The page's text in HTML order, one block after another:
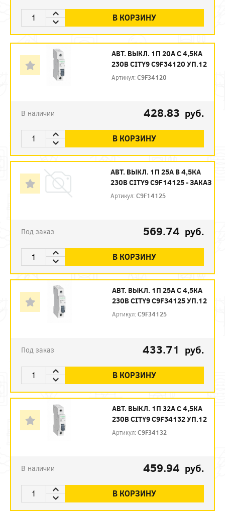
В КОРЗИНУ
АВТ. ВЫКЛ. 1П 20А С 4,5КА
230В CITY9 C9F34120 УП.12
Артикул:C9F34120
В наличии 428.83 руб.
В КОРЗИНУ
АВТ. ВЫКЛ. 1П 25А B 4,5КА
230В CITY9 C9F14125 - ЗАКАЗ
Артикул:C9F14125
Под заказ 569.74 руб.
В КОРЗИНУ
АВТ. ВЫКЛ. 1П 25А С 4,5КА
230В CITY9 C9F34125 УП.12
Артикул:C9F34125
Под заказ 433.71 руб.
В КОРЗИНУ
АВТ. ВЫКЛ. 1П 32А С 4,5КА
230В CITY9 C9F34132 УП.12
Артикул:C9F34132
В наличии 459.94 руб.
В КОРЗИНУ